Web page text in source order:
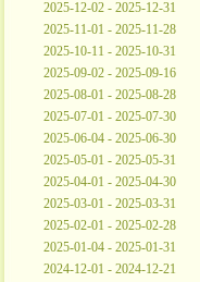
2025-12-02 - 2025-12-31
2025-11-01 - 2025-11-28
2025-10-11 - 2025-10-31
2025-09-02 - 2025-09-16
2025-08-01 - 2025-08-28
2025-07-01 - 2025-07-30
2025-06-04 - 2025-06-30
2025-05-01 - 2025-05-31
2025-04-01 - 2025-04-30
2025-03-01 - 2025-03-31
2025-02-01 - 2025-02-28
2025-01-04 - 2025-01-31
2024-12-01 - 2024-12-21